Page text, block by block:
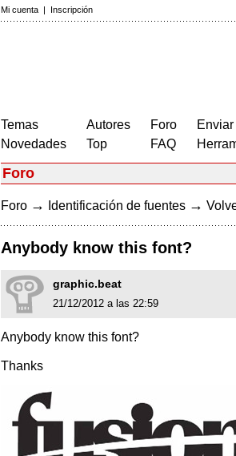
Mi cuenta | Inscripción
Temas
Novedades
Autores
Top
Foro
FAQ
Foro
Foro → Identificación de fuentes →
Anybody know this font?
graphic.beat
21/12/2012 a las 22:59
Anybody know this font?
Thanks